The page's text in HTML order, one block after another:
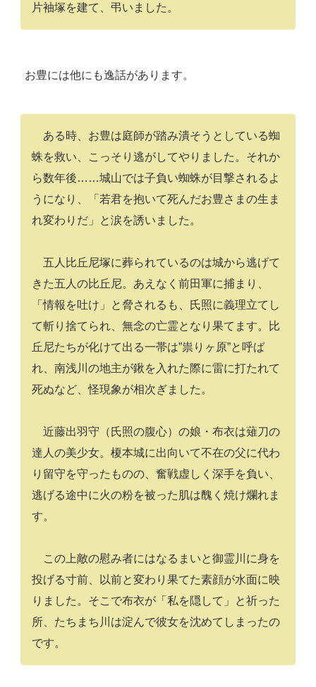
片袖塚を建て、弔いました。
お豊には他にも逸話があります。
ある時、お豊は庭師が踏み潰そうとしている蜘
蛛を救い、こっそり逃がしてやりました。それか
ら数年後……城山では子負い蜘蛛が目撃されるよ
うになり、「若君を抱いて死んだお豊さまの生ま
れ変わりだ」と涙を誘いました。
五人比丘尼塚に葬られているのは城から逃げて
きた五人の比丘尼。あえなく前田軍に捕まり、
「情報を吐け」と脅されるも、氏照に義理立てし
て斬り捨てられ、無念の亡霊となり果てます。比
丘尼たちが化けて出る一帯は”祟りヶ原”と呼ば
れ、南浅川の地主が鍬を入れた際に雷に打たれて
死ぬなど、怪現象が相次ぎました。
近藤出羽守（氏照の腹心）の娘・布衣は薙刀の
達人の美少女。榎本城に出向いて不在の父に代わ
り留守を守ったものの、奮戦虚しく深手を負い、
逃げる途中に火の粉を被った肌は醜く焼け爛れま
す。
この上敵の慰み者にはなるまいと御霊川に身を
投げる寸前、以前と変わり果てた素顔が水面に映
りました。そこで布衣が「私を隠して」と祈った
所、たちまち川は淀んで彼女を沈めてしまったの
です。